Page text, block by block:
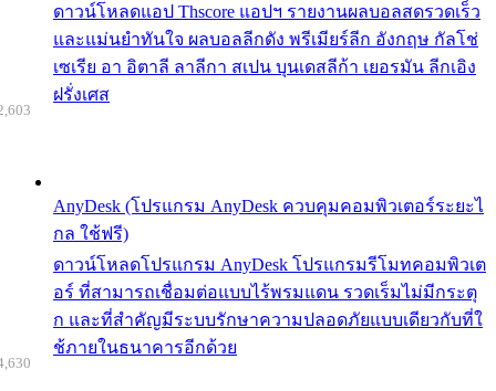
ดาวน์โหลดแอป Thscore แอปฯ รายงานผลบอลสดรวดเร็ว
และแม่นยำทันใจ ผลบอลลีกดัง พรีเมียร์ลีก อังกฤษ กัลโช่
เซเรีย อา อิตาลี ลาลีกา สเปน บุนเดสลีก้า เยอรมัน ลีกเอิง
ฝรั่งเศส
AnyDesk (โปรแกรม AnyDesk ควบคุมคอมพิวเตอร์ระยะไ
กล ใช้ฟรี)
ดาวน์โหลดโปรแกรม AnyDesk โปรแกรมรีโมทคอมพิวเต
อร์ ที่สามารถเชื่อมต่อแบบไร้พรมแดน รวดเร็มไม่มีกระตุ
ก และที่สำคัญมีระบบรักษาความปลอดภัยแบบเดียวกับที่ใ
ช้ภายในธนาคารอีกด้วย